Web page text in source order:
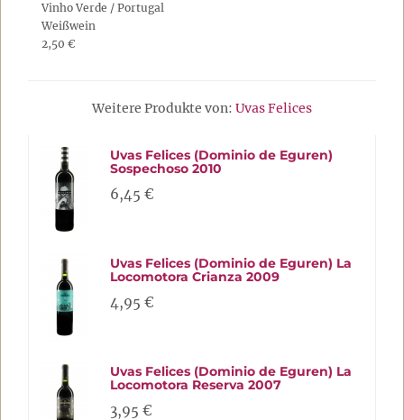
Vinho Verde / Portugal
Weißwein
2,50 €
Weitere Produkte von: Uvas Felices
Uvas Felices (Dominio de Eguren)
Sospechoso 2010
6,45 €
Uvas Felices (Dominio de Eguren) La
Locomotora Crianza 2009
4,95 €
Uvas Felices (Dominio de Eguren) La
Locomotora Reserva 2007
3,95 €